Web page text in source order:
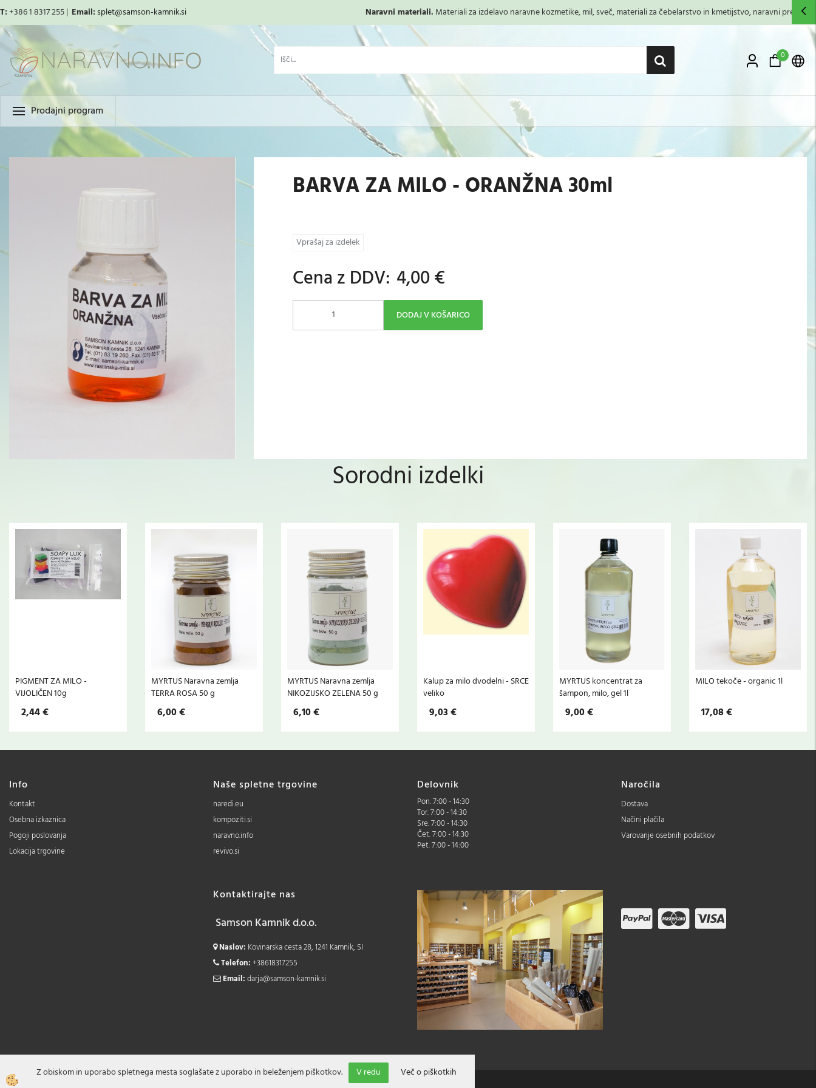
T:+386 1 8317 255 | Email:splet@samson-kamnik.si Naravni materiali. Materiali za izdelavo naravne kozmetike, mil, sveč, materiali za čebelarstvo in kmetijstvo, naravni premazi,...
0
Prodajni program
BARVA ZA MILO - ORANŽNA 30ml
Vprašaj za izdelek
Cena z DDV: 4,00 €
DODAJ V KOŠARICO
Sorodni izdelki
PIGMENT ZA MILO -
VIJOLIČEN 10g
2,44 €
MYRTUS Naravna zemlja
TERRA ROSA 50 g
6,00 €
MYRTUS Naravna zemlja
NIKOZIJSKO ZELENA 50 g
6,10 €
Kalup za milo dvodelni - SRCE
veliko
9,03 €
MYRTUS koncentrat za
šampon, milo, gel 1l
9,00 €
MILO tekoče - organic 1l
17,08 €
Info
Kontakt
Osebna izkaznica
Pogoji poslovanja
Lokacija trgovine
Naše spletne trgovine
naredi.eu
kompoziti.si
naravno.info
revivo.si
Delovnik
Pon. 7:00 - 14:30
Tor. 7:00 - 14:30
Sre. 7:00 - 14:30
Čet. 7:00 - 14:30
Pet. 7:00 - 14:00
Naročila
Dostava
Načini plačila
Varovanje osebnih podatkov
Kontaktirajte nas
Samson Kamnik d.o.o.
Naslov: Kovinarska cesta 28, 1241 Kamnik, SI
Telefon:+38618317255
Email:darja@samson-kamnik.si
Izdelava spletne trgovine
Z obiskom in uporabo spletnega mesta soglašate z uporabo in beleženjem piškotkov. V redu Več o piškotkih